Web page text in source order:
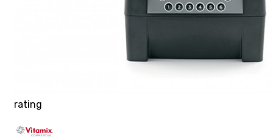
rating